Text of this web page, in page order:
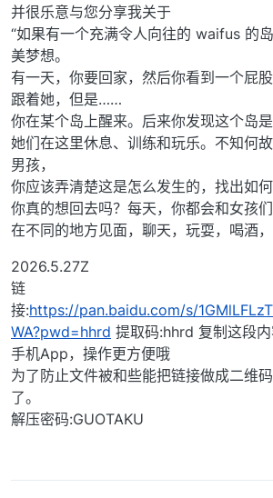
并很乐意与您分享我关于
“如果有一个充满令人向往的 waifus 的
美梦想。
有一天，你要回家，然后你看到一个屁
跟着她，但是……
你在某个岛上醒来。后来你发现这个岛是
她们在这里休息、训练和玩乐。不知何
男孩，
你应该弄清楚这是怎么发生的，找出如
你真的想回去吗？每天，你都会和女孩们
在不同的地方见面，聊天，玩耍，喝酒
2026.5.27Z
链
接:https://pan.baidu.com/s/
WA?pwd=hhrd 提取码:hhrd 复制这段
手机App，操作更方便哦
为了防止文件被和些能把链接做成二维
了。
解压密码:GUOTAKU